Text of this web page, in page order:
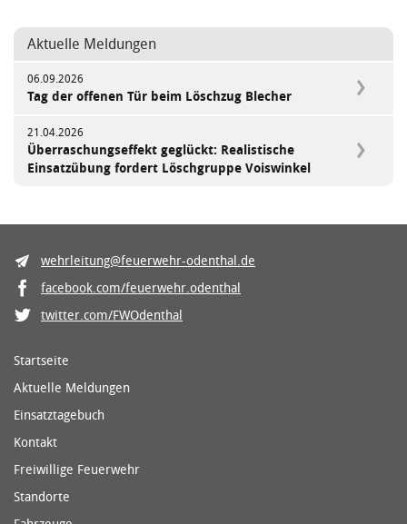
Aktuelle Meldungen
06.09.2026
Tag der offenen Tür beim Löschzug Blecher
21.04.2026
Überraschungseffekt geglückt: Realistische
Einsatzübung fordert Löschgruppe Voiswinkel
wehrleitung@feuerwehr-odenthal.de
facebook.com/feuerwehr.odenthal
twitter.com/FWOdenthal
Startseite
Aktuelle Meldungen
Einsatztagebuch
Kontakt
Freiwillige Feuerwehr
Standorte